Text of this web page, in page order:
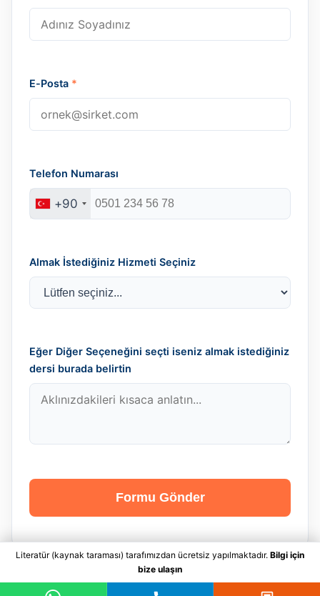
E-Posta *
Telefon Numarası
+90
Almak İstediğiniz Hizmeti Seçiniz
Eğer Diğer Seçeneğini seçti iseniz almak istediğiniz
dersi burada belirtin
Formu Gönder
Literatür (kaynak taraması) tarafımızdan ücretsiz yapılmaktadır. Bilgi için
bize ulaşın